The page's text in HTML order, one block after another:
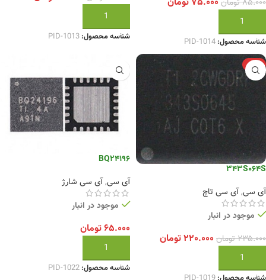
۸۵.۰۰۰تومان
افزودن به سبد خرید
شناسه محصول: PID-1014
افزودن به سبد خرید
شناسه محصول: PID-1013
-6%
343S064S
آی سی,آی سی تاچ
موجود در انبار
۲۳۵.۰۰۰تومان ۲۲۰.۰۰۰تومان
افزودن به سبد خرید
BQ24196
آی سی,آی سی شارژ
موجود در انبار
۶۵.۰۰۰تومان
افزودن به سبد خرید
شناسه محصول: PID-1022